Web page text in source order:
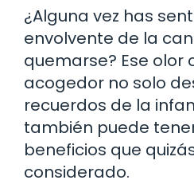
¿Alguna vez has
envolvente de la
quemarse? Ese olor
acogedor no solo
recuerdos de la
también puede
beneficios que
considerado.